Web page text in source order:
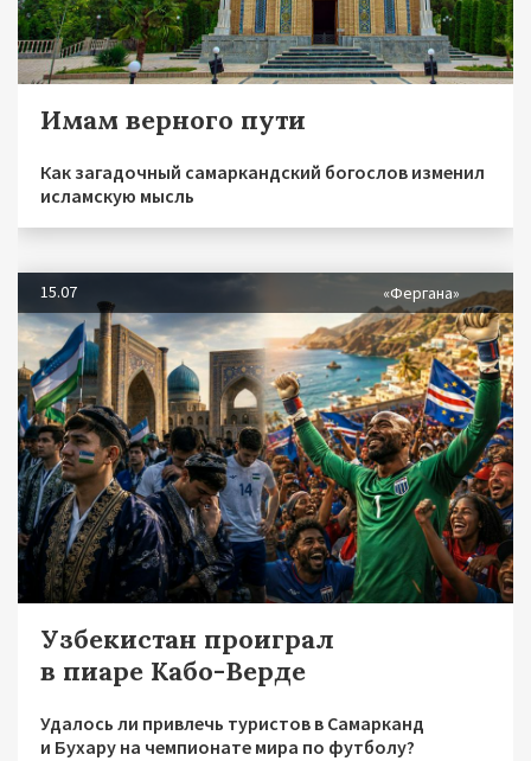
Имам верного пути
Как загадочный самаркандский богослов изменил
исламскую мысль
15.07 «Фергана»
Узбекистан проиграл
в пиаре Кабо-Верде
Удалось ли привлечь туристов в Самарканд
и Бухару на чемпионате мира по футболу?